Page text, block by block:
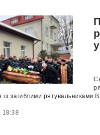
із загиблими
18:38